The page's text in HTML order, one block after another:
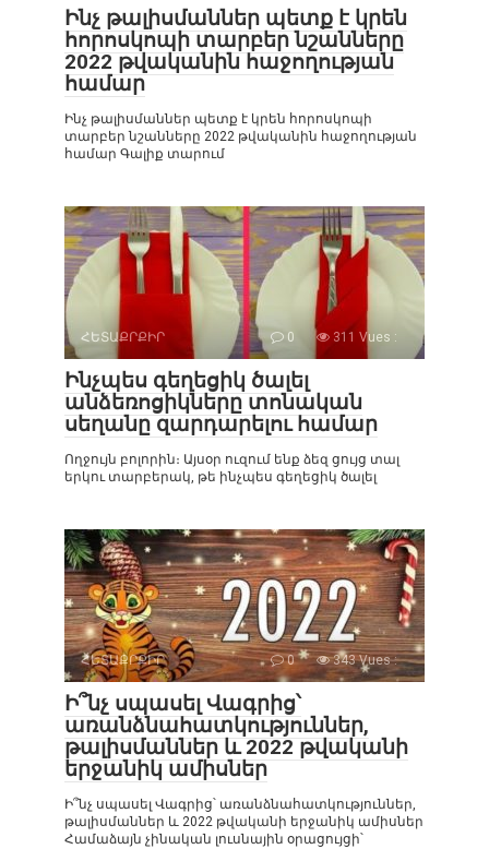
Ինչ թալիսմաններ պետք է կրեն
հորոսկոպի տարբեր նշանները
2022 թվականին հաջողության
համար
Ինչ թալիսմաններ պետք է կրեն հորոսկոպի
տարբեր նշանները 2022 թվականին հաջողության
համար Գալիք տարում
ՀԵՏԱՔՐՔԻՐ 0 311 Vues :
Ինչպես գեղեցիկ ծալել
անձեռոցիկները տոնական
սեղանը զարդարելու համար
Ողջույն բոլորին։ Այսօր ուզում ենք ձեզ ցույց տալ
երկու տարբերակ, թե ինչպես գեղեցիկ ծալել
ՀԵՏԱՔՐՔԻՐ 0 343 Vues :
Ի՞նչ սպասել Վագրից՝
առանձնահատկություններ,
թալիսմաններ և 2022 թվականի
երջանիկ ամիսներ
Ի՞նչ սպասել Վագրից՝ առանձնահատկություններ,
թալիսմաններ և 2022 թվականի երջանիկ ամիսներ
Համաձայն չինական լուսնային օրացույցի՝